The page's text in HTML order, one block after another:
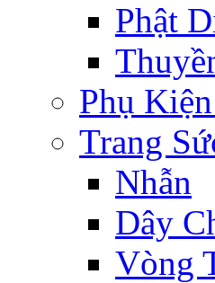
Phật
Phụ
Trang
Nhẫn
Dây
Vòng